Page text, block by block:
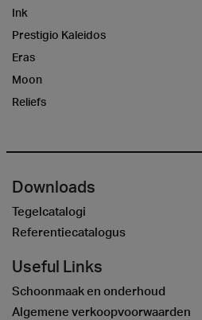
Ink
Prestigio Kaleidos
Eras
Moon
Reliefs
Downloads
Tegelcatalogi
Referentiecatalogus
Useful Links
Schoonmaak en onderhoud
Algemene verkoopvoorwaarden